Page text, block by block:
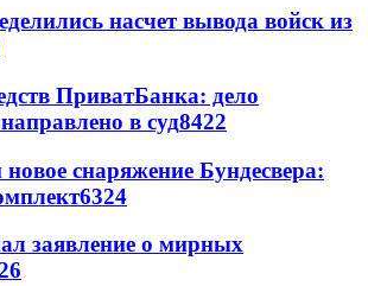
насчет вывода войск из
ПриватБанка: дело
в суд8422
снаряжение Бундесвера:
6324
заявление о мирных